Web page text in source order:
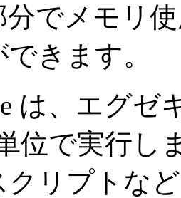
分でメモリ
きます。
は、エグゼ
位で実行
クリプトな